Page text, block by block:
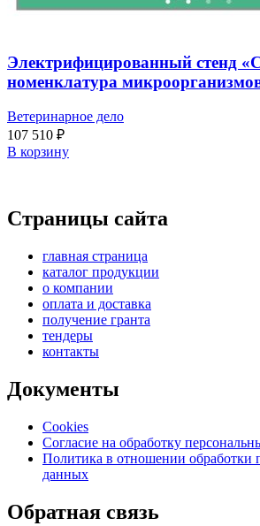
Электрифицированный стенд
номенклатура
Ветеринарное дело
107 510 ₽
В корзину
Страницы сайта
главная страница
каталог продукции
о компании
оплата и доставка
получение гранта
тендеры
контакты
Документы
Cookies
Согласие на обработку
Политика в отношении обработки
данных
Обратная связь